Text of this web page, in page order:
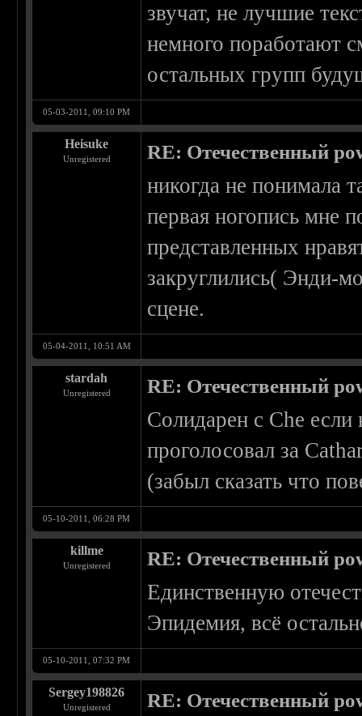
звучат, не лучшие
немного поработают
остальных групп
05-03-2011, 09:10 PM
Heisuke
Unregistered RE: Отечественный
никогда не понимала
первая ногопись мне
представленных
закруглились( Энди-
сцене.
05-04-2011, 10:51 AM
stardah
Unregistered RE: Отечественный
Солидарен с Che
проголосовал за
(забыл сказать что
05-10-2011, 06:28 PM
killme
Unregistered RE: Отечественный
Единственную
Эпидемия, всё
05-10-2011, 07:32 PM
Sergey198826
Unregistered RE: Отечественный